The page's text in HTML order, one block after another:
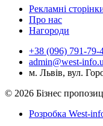
Рекламні
Про нас
Нагороди
+38 (096) 791-79-
admin@west-
м. Львів, вул.
© 2026 Бізнес
Розробка West-